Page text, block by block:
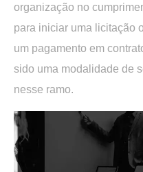
organização no
para iniciar uma licitação
um pagamento em
sido uma modalidade de
nesse ramo.